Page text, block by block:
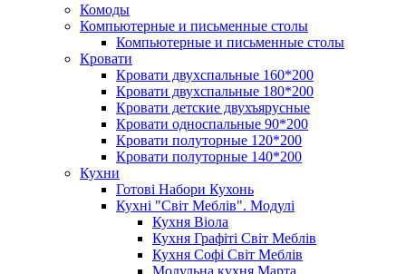
Комоды
Компьютерные и письменные столы
Компьютерные и письменные столы
Кровати
Кровати двухспальные 160*200
Кровати двухспальные 180*200
Кровати детские двухъярусные
Кровати односпальные 90*200
Кровати полуторные 120*200
Кровати полуторные 140*200
Кухни
Готові Набори Кухонь
Кухні "Світ Меблів". Модулі
Кухня Віола
Кухня Графіті Світ Меблів
Кухня Софі Світ Меблів
Модульна кухня Марта